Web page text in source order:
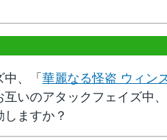
、「 華麗なる怪盗 ウィン
いのアタックフェイズ中
ますか？